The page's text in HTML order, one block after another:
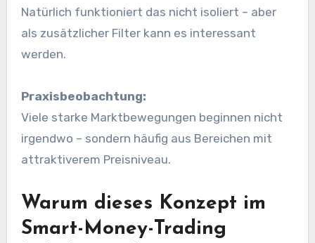
Natürlich funktioniert das nicht isoliert – aber
als zusätzlicher Filter kann es interessant
werden.
Praxisbeobachtung:
Viele starke Marktbewegungen beginnen nicht
irgendwo – sondern häufig aus Bereichen mit
attraktiverem Preisniveau.
Warum dieses Konzept im
Smart-Money-Trading